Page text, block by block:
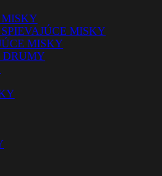
MISKY
MISKY
MISKY
DRUMY